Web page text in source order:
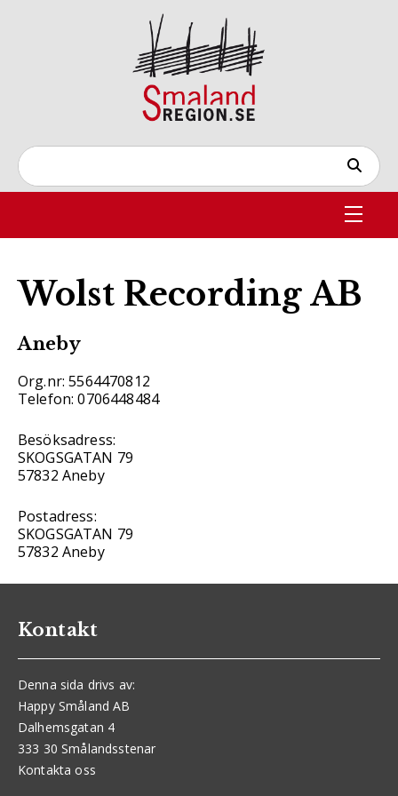
Wolst Recording AB
Aneby
Org.nr: 5564470812
Telefon: 0706448484
Besöksadress:
SKOGSGATAN 79
57832 Aneby
Postadress:
SKOGSGATAN 79
57832 Aneby
Kontakt
Denna sida drivs av:
Happy Småland AB
Dalhemsgatan 4
333 30 Smålandsstenar
Kontakta oss